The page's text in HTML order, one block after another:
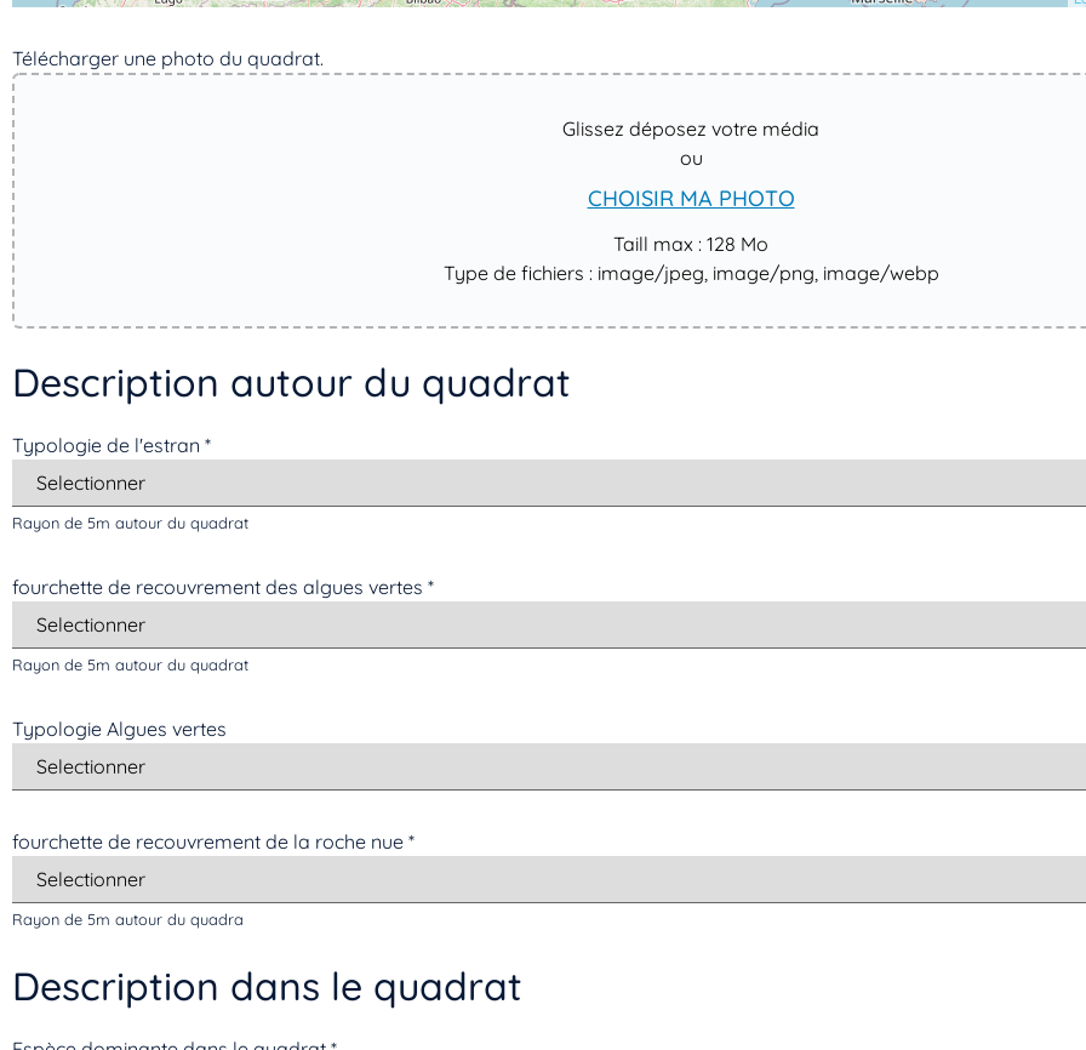
Télécharger une photo du quadrat. ​
Glissez déposez votre média
ou
CHOISIR MA PHOTO
Taill max : 128 Mo
Type de fichiers : image/jpeg, image/png, image/webp
Description autour du quadrat
Typologie de l'estran *
Rayon de 5m autour du quadrat
fourchette de recouvrement des algues vertes *
Rayon de 5m autour du quadrat
Typologie Algues vertes
fourchette de recouvrement de la roche nue *
Rayon de 5m autour du quadra
Description dans le quadrat